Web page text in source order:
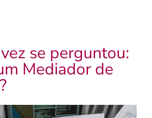
se perguntou:
Mediador de